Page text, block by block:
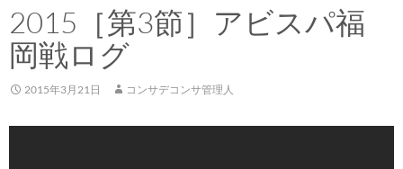
2015［第3節］アビスパ福
岡戦ログ
2015年3月21日 コンサデコンサ管理人